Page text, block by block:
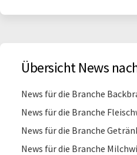
Übersicht News
News für die Branche
News für die Branche
News für die Branche